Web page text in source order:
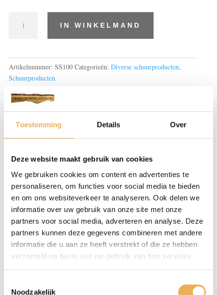
Toestemming Details Over
Deze website maakt gebruik van cookies
We gebruiken cookies om content en advertenties te
personaliseren, om functies voor social media te bieden
en om ons websiteverkeer te analyseren. Ook delen we
informatie over uw gebruik van onze site met onze
partners voor social media, adverteren en analyse. Deze
partners kunnen deze gegevens combineren met andere
informatie die u aan ze heeft verstrekt of die ze hebben
verzameld op basis van uw gebruik van hun services.
Noodzakelijk
flexibel
120x95x10mm
IN WINKELMAND
Artikelnummer: SS100 Categorieën: Diverse schuurproducten,
Schuurproducten
Beoordelingen (0)
Er zijn nog geen beoordelingen.
Wees de eerste om “Durasandpads flexibel 120x95x10mm
P100” te beoordelen
Je e-mailadres wordt niet gepubliceerd.
Vereiste velden zijn gemarkeerd met *
Je waardering*